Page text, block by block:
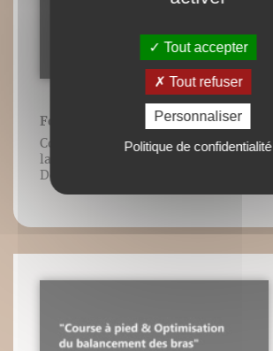
Foulée et flexion de hanche
Contenu vidéo lié à l’ouvrage Guide de
la foulée, Frédéric Brigaud, Éditions
DésIris.
Tout accepter
Tout refuser
Personnaliser
Politique de confidentialité